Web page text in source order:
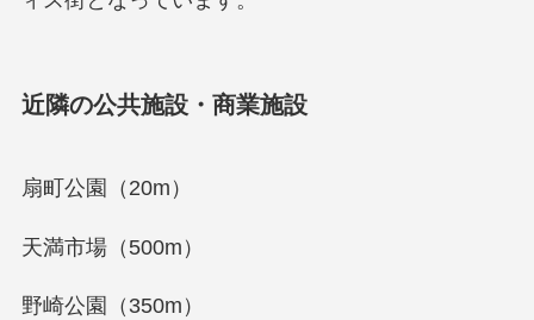
近隣の公共施設・商業施設
扇町公園（20m）
天満市場（500m）
野崎公園（350m）